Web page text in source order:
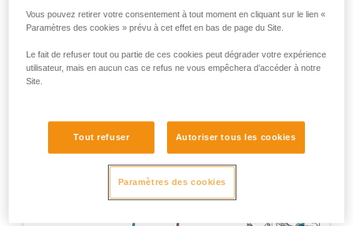
Vous pouvez retirer votre consentement à tout moment en cliquant sur le lien «
Paramètres des cookies » prévu à cet effet en bas de page du Site.
Le fait de refuser tout ou partie de ces cookies peut dégrader votre expérience
utilisateur, mais en aucun cas ce refus ne vous empêchera d’accéder à notre
Site.
Tout refuser Autoriser tous les cookies
Paramètres des cookies